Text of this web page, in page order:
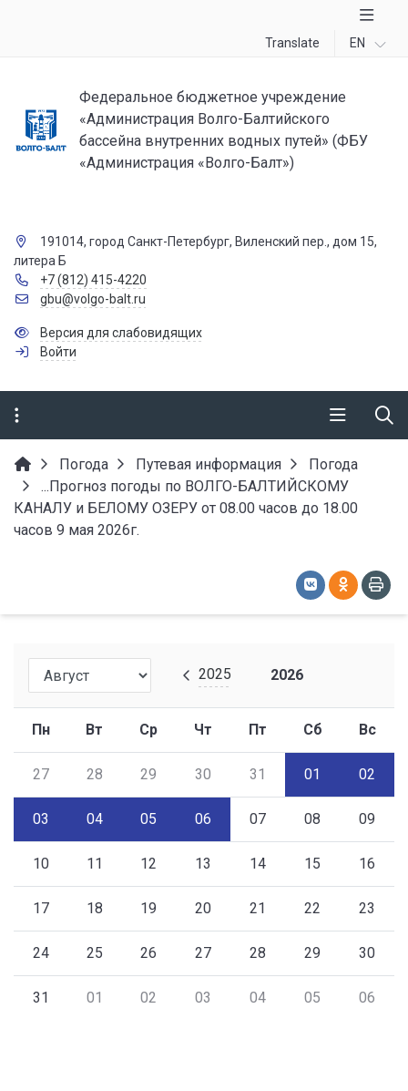
Translate EN
Федеральное бюджетное учреждение
«Администрация Волго-Балтийского
бассейна внутренних водных путей» (ФБУ
«Администрация «Волго-Балт»)
191014, город Санкт-Петербург, Виленский пер., дом 15,
литера Б
+7 (812) 415-4220
gbu@volgo-balt.ru
Версия для слабовидящих
Войти
Погода Путевая информация
Погода
...Прогноз погоды по ВОЛГО-БАЛТИЙСКОМУ
КАНАЛУ и БЕЛОМУ ОЗЕРУ от 08.00 часов до 18.00
часов 9 мая 2026г.
2025 2026
Пн Вт Ср Чт Пт Сб Вс
27 28 29 30 31 01 02
03 04 05 06 07 08 09
10 11 12 13 14 15 16
17 18 19 20 21 22 23
24 25 26 27 28 29 30
31 01 02 03 04 05 06